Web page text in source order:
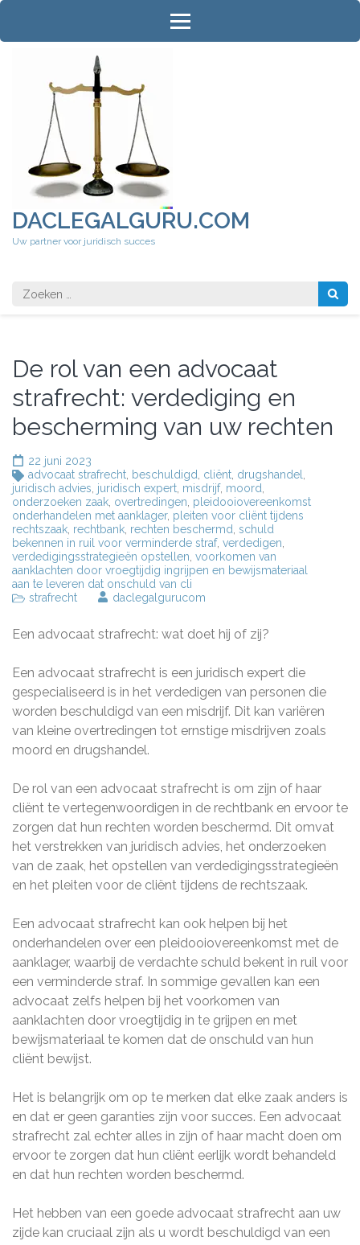
Ga
inhoud
DACLEGALGURU.COM
Uw partner voor juridisch succes
Zoeken
naar:
De rol van een advocaat
strafrecht: verdediging en
bescherming van uw rechten
22 juni 2023
advocaat strafrecht beschuldigd cliënt drugshandel
juridisch advies juridisch expert misdrijf, moord
onderzoeken zaak overtredingen pleidooiovereenkomst
onderhandelen met aanklager, pleiten voor cliënt tijdens
rechtszaak rechtbank rechten beschermd schuld
bekennen in ruil voor verminderde straf, verdedigen
verdedigingsstrategieën opstellen voorkomen van
aanklachten door vroegtijdig ingrijpen en bewijsmateriaal
aan te leveren dat onschuld van cli
strafrecht
daclegalgurucom
Een advocaat strafrecht: wat doet hij of zij?
Een advocaat strafrecht is een juridisch expert die
gespecialiseerd is in het verdedigen van personen die
worden beschuldigd van een misdrijf. Dit kan variëren
van kleine overtredingen tot ernstige misdrijven zoals
moord en drugshandel.
De rol van een advocaat strafrecht is om zijn of haar
cliënt te vertegenwoordigen in de rechtbank en ervoor te
zorgen dat hun rechten worden beschermd. Dit omvat
het verstrekken van juridisch advies, het onderzoeken
van de zaak, het opstellen van verdedigingsstrategieën
en het pleiten voor de cliënt tijdens de rechtszaak.
Een advocaat strafrecht kan ook helpen bij het
onderhandelen over een pleidooiovereenkomst met de
aanklager, waarbij de verdachte schuld bekent in ruil voor
een verminderde straf. In sommige gevallen kan een
advocaat zelfs helpen bij het voorkomen van
aanklachten door vroegtijdig in te grijpen en met
bewijsmateriaal te komen dat de onschuld van hun
cliënt bewijst.
Het is belangrijk om op te merken dat elke zaak anders is
en dat er geen garanties zijn voor succes. Een advocaat
strafrecht zal echter alles in zijn of haar macht doen om
ervoor te zorgen dat hun cliënt eerlijk wordt behandeld
en dat hun rechten worden beschermd.
Het hebben van een goede advocaat strafrecht aan uw
zijde kan cruciaal zijn als u wordt beschuldigd van een